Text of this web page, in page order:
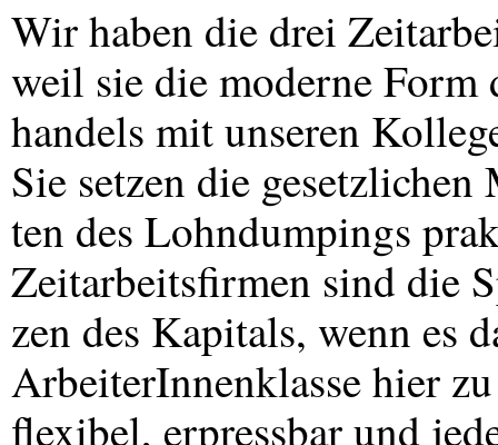
Wir haben die drei
weil sie die moderne Form
handels mit unseren
Sie setzen die
ten des Lohndumpings
Zeitarbeitsfirmen sind die
zen des Kapitals, wenn es
ArbeiterInnenklasse hier
flexibel, erpressbar und